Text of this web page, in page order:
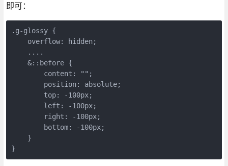
即可：
.g-glossy {
    overflow: hidden;
    ....
    &::before {
        content: "";
        position: absolute;
        top: -100px;
        left: -100px;
        right: -100px;
        bottom: -100px;
    }